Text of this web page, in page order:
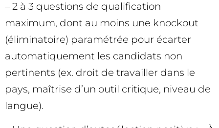
– 2 à 3 questions de qualification
maximum, dont au moins une knockout
(éliminatoire) paramétrée pour écarter
automatiquement les candidats non
pertinents (ex. droit de travailler dans le
pays, maîtrise d’un outil critique, niveau de
langue).